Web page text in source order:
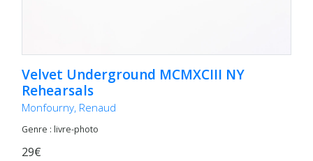
Velvet Underground MCMXCIII NY
Rehearsals
Monfourny, Renaud
Genre : livre-photo
29€